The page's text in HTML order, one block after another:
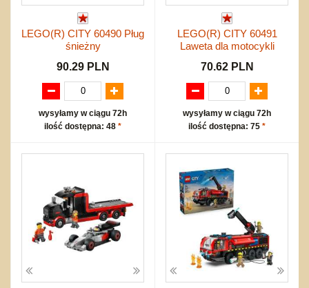
LEGO(R) CITY 60490 Pług
śnieżny
90.29 PLN
wysyłamy w ciągu 72h
ilość dostępna: 48 *
LEGO(R) CITY 60491
Laweta dla motocykli
70.62 PLN
wysyłamy w ciągu 72h
ilość dostępna: 75 *